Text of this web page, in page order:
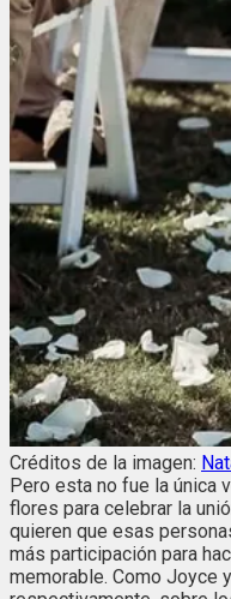
Créditos de la imagen:
Pero esta no fue la única
flores para celebrar la
quieren que esas
más participación para
memorable. Como Joyce